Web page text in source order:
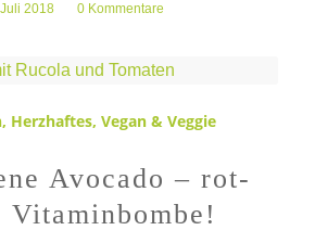
2018 0 Kommentare
, Herzhaftes, Vegan & Veggie
Avocado – rot-
Vitaminbombe!